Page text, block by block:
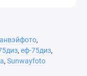
,
, еф-75диз,
, Sunwayfoto